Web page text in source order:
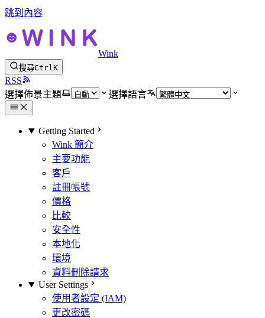
跳到內容
Wink
搜尋CtrlK
RSS
選擇佈景主題
選擇語言
Getting Started
Wink 簡介
主要功能
客戶
註冊帳號
價格
比較
安全性
本地化
環境
資料刪除請求
User Settings
使用者設定 (IAM)
更改密碼